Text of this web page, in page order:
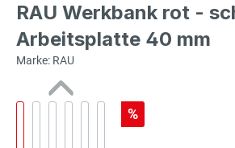
RAU Werkbank rot -
Arbeitsplatte 40 mm
Marke: RAU
%